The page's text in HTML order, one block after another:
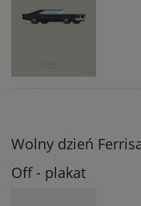
Wolny dzień
Off - plakat